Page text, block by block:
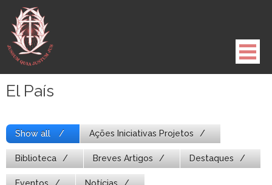
para
conteúdo
El País
Show all Ações Iniciativas Projetos
Biblioteca Breves Artigos Destaques